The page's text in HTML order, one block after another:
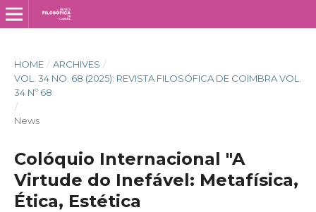
HOME / ARCHIVES /
VOL. 34 NO. 68 (2025): REVISTA FILOSÓFICA DE COIMBRA VOL.
34 Nº 68
/
News
Colóquio Internacional "A
Virtude do Inefável: Metafísica,
Ética, Estética